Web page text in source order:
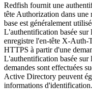
Redfish fournit une
tête Authorization dans
base est généralement
L'authentification basée sur
enregistre l'en-tête X-Auth-
HTTPS à partir d'une
L'authentification basée sur
demandes sont effectuées
Active Directory peuvent
informations d'identification.